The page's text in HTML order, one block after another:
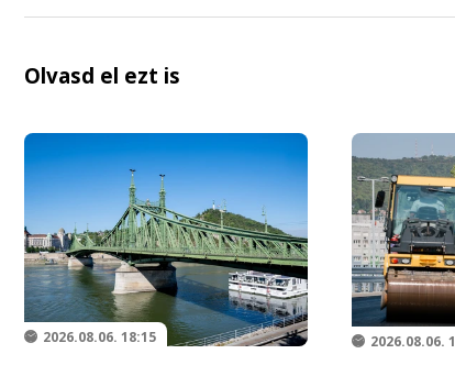
Olvasd el ezt is
2026.08.06. 18:15 2026.08.06.